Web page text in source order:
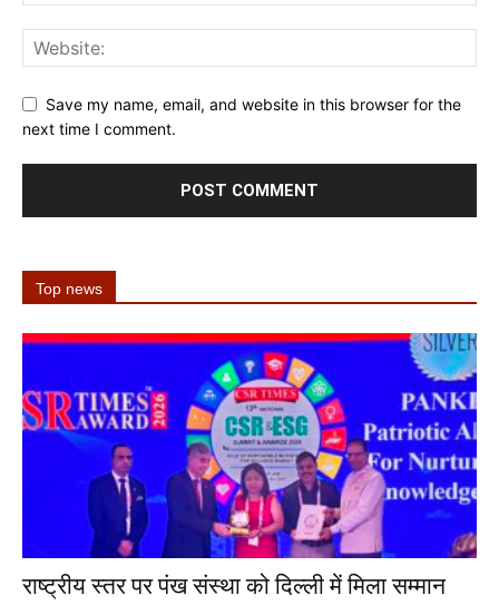
Save my name, email, and website in this browser for the
next time I comment.
Top news
राष्ट्रीय स्तर पर पंख संस्था को दिल्ली में मिला सम्मान